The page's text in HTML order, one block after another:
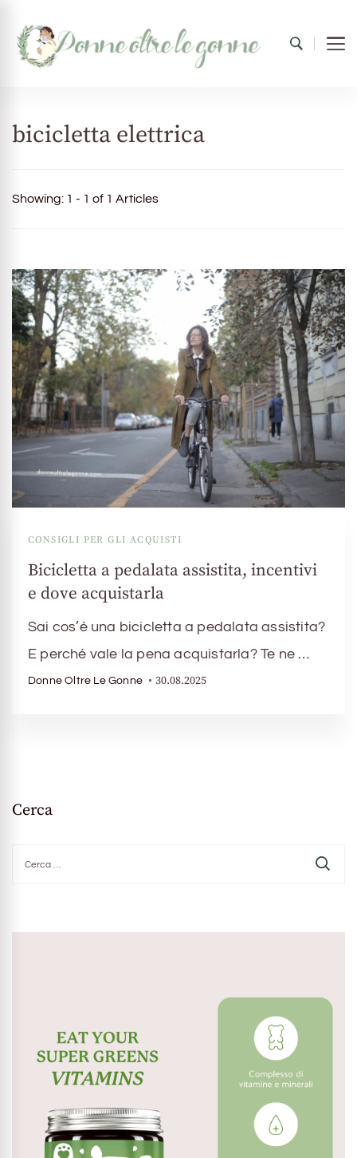
bicicletta elettrica
Showing: 1 - 1 of 1 Articles
CONSIGLI PER GLI ACQUISTI
Bicicletta a pedalata assistita, incentivi
e dove acquistarla
Sai cos’è una bicicletta a pedalata assistita?
E perché vale la pena acquistarla? Te ne …
Donne Oltre Le Gonne 30.08.2025
Cerca
per: